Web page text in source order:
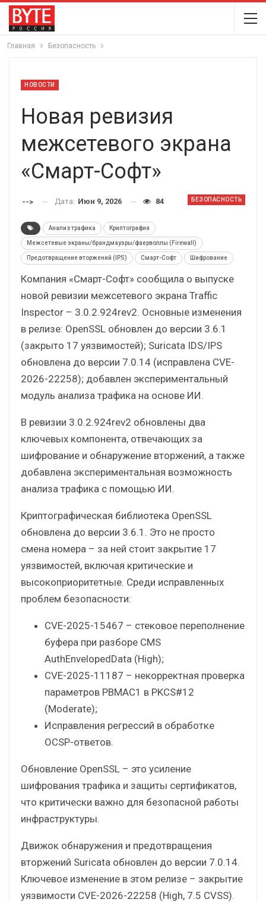
Главная Безопасность
НОВОСТИ
Новая ревизия
межсетевого экрана
«Смарт-Софт»
БЕЗОПАСНОСТЬ
--> Дата: Июн 9, 2026 84
Анализ трафика Криптография
Межсетевые экраны/брандмауэры/фаерволлы (Firewall)
Предотвращение вторжений (IPS) Смарт-Софт Шифрование
Компания «Смарт-Софт» сообщила о выпуске
новой ревизии межсетевого экрана Traffic
Inspector – 3.0.2.924rev2. Основные изменения
в релизе: OpenSSL обновлен до версии 3.6.1
(закрыто 17 уязвимостей); Suricata IDS/IPS
обновлена до версии 7.0.14 (исправлена CVE-
2026-22258); добавлен экспериментальный
модуль анализа трафика на основе ИИ.
В ревизии 3.0.2.924rev2 обновлены два
ключевых компонента, отвечающих за
шифрование и обнаружение вторжений, а также
добавлена экспериментальная возможность
анализа трафика с помощью ИИ.
Криптографическая библиотека OpenSSL
обновлена до версии 3.6.1. Это не просто
смена номера – за ней стоит закрытие 17
уязвимостей, включая критические и
высокоприоритетные. Среди исправленных
проблем безопасности:
CVE-2025-15467 – стековое переполнение
буфера при разборе CMS
AuthEnvelopedData (High);
CVE-2025-11187 – некорректная проверка
параметров PBMAC1 в PKCS#12
(Moderate);
Исправления регрессий в обработке
OCSP-ответов.
Обновление OpenSSL – это усиление
шифрования трафика и защиты сертификатов,
что критически важно для безопасной работы
инфраструктуры.
Движок обнаружения и предотвращения
вторжений Suricata обновлен до версии 7.0.14.
Ключевое изменение в этом релизе – закрытие
уязвимости CVE-2026-22258 (High, 7.5 CVSS).